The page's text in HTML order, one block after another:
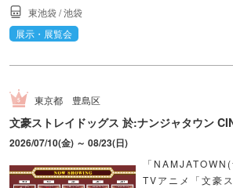
東池袋/池袋
展示・展覧会
東京都 豊島区
文豪ストレイドッグス 於:ナンジャタウン
2026/07/10(金) ～ 08/23(日)
「
TVアニメ「文豪